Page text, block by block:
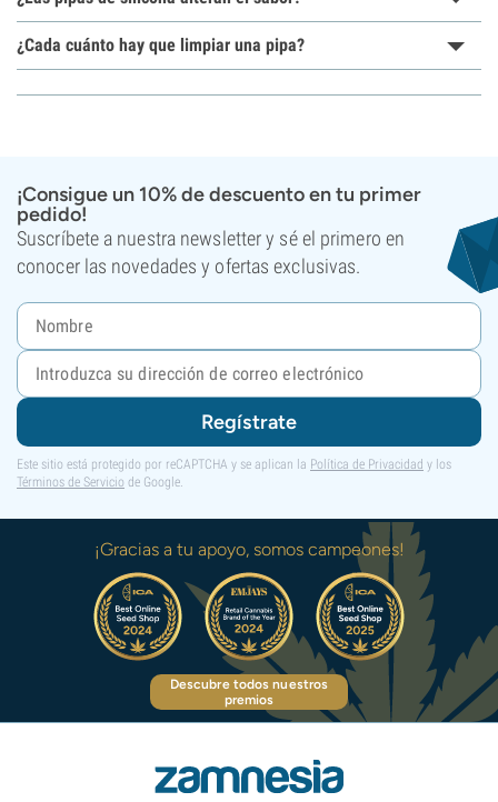
¿Cada cuánto hay que limpiar una pipa?
¡Consigue un 10% de descuento en tu primer
pedido!
Suscríbete a nuestra newsletter y sé el primero en
conocer las novedades y ofertas exclusivas.
Regístrate
Este sitio está protegido por reCAPTCHA y se aplican la Política de Privacidad y los
Términos de Servicio de Google.
¡Gracias a tu apoyo, somos campeones!
Descubre todos nuestros
premios